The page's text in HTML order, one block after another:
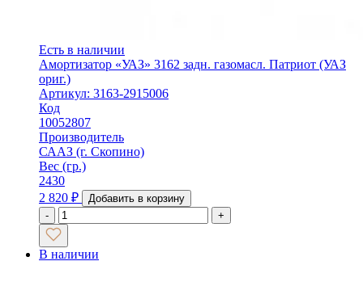
Есть в наличии
Амортизатор «УАЗ» 3162 задн. газомасл. Патриот (УАЗ
ориг.)
Артикул: 3163-2915006
Код
10052807
Производитель
СААЗ (г. Скопино)
Вес (гр.)
2430
2 820 ₽
Добавить в корзину
-
+
В наличии